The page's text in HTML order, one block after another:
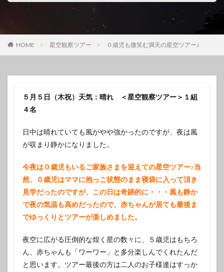
HOME 星空観察ツアー ０歳児も微笑む満天の星空ツアー♪
５月５日（木祝）天気：晴れ ＜星空観察ツアー＞１組
４名
日中は晴れていても風がやや強かったのですが、夜は風
が収まり静かになりました。
今夜は０歳児もいるご家族さまを迎えての星空ツアー♪当
然、０歳児はママに抱っこ状態のまま寝袋に入って頂き
見学だったのですが、この日は奇跡的に・・・風も静か
で夜の気温も高めだったので、赤ちゃんが居ても最後ま
でゆっくりとツアーが楽しめました。
夜空に広がる圧倒的な煌く星の数々に、５歳児はもちろ
ん、赤ちゃんも「ワーワー」と多分楽しんでくれたんだ
と思います。ツアー最後の方は二人のお子様達はすっか